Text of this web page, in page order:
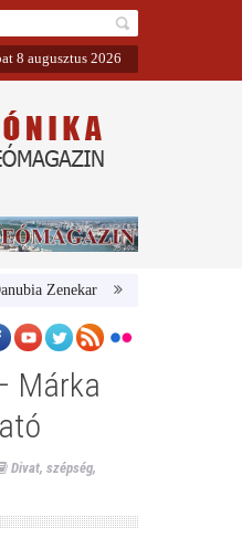
8 augusztus 2026
Zenekar Bemutatta 2024/25-
Márka
Divat, szépség,